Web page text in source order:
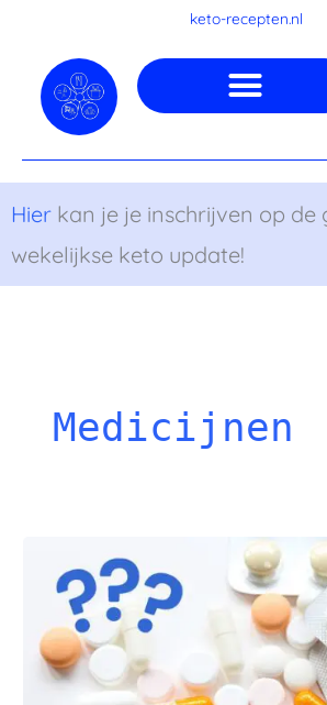
inhoud
keto-recepten.nl
Hier kan je je inschrijven op de
wekelijkse keto update!
Medicijnen
kinderen
krijgen
steeds
meer
medicijnen